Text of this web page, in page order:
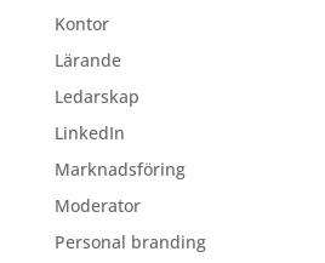
Kontor
Lärande
Ledarskap
LinkedIn
Marknadsföring
Moderator
Personal branding